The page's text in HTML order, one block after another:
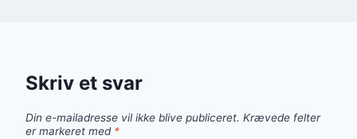
Skriv et svar
Din e-mailadresse vil ikke blive publiceret. Krævede felter
er markeret med *